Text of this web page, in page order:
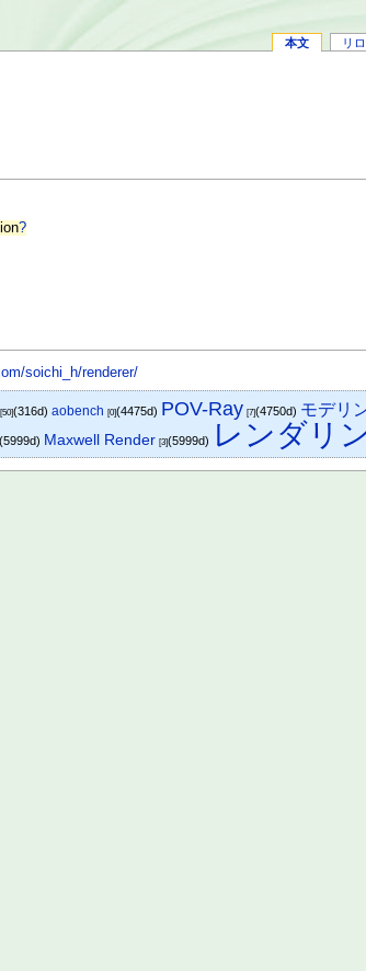
本文 リ
?
soichi_h/renderer/
[50](316d)aobench [0](4475d) POV-Ray [7](4750d) モデリ
(5999d) Maxwell Render [3](5999d) レンダリ